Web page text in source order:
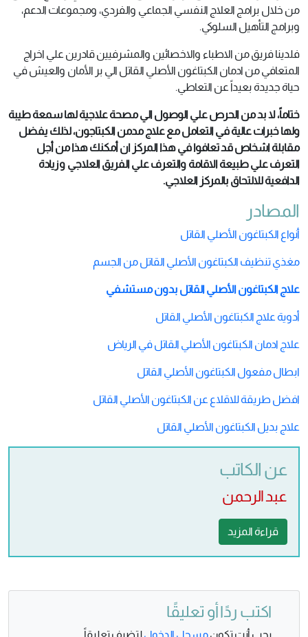
من خلال برامج العلاج النفسي الجماعي والفردي، ومجموعات الدعم،
وبرامج التأهيل السلوكي.
فلدينا فريق من الاطباء والاخصائين والمشرفيين قادرين علي اخراج
المتعافي من ادمان الكبتاغون الأصلي القاتل الي بر الأمان والعيش في
حياة جديدة بعيداً عن التعاطي.
ختاماً، لا بد من الحرص علي الوصول الي مصحة علاجية لها سمعة طيبة
ولها خبرات عالية في التعامل مع علاج مدمن الكبتاجون، لذلك يفضل
مقابلة اشخاص قد تعافوا في هذا المركز ان أمكنك هذا من أجل
التعرف علي طبيعة الاقامة والتعرف علي الفريق العلاجي وزيادة
الدافعية للالتحاق بالمركز العلاجي.
المصادر
أنواع الكبتاغون الأصلي القاتل
مغذي تنظيف الكبتاغون الأصلي القاتل من الجسم
علاج الكبتاغون الأصلي القاتل بدون مستشفي
أدوية علاج الكبتاغون الأصلي القاتل
علاج ادمان الكبتاغون الأصلي القاتل في الرياض
ابطال مفعول الكبتاغون الأصلي القاتل
افضل طريقة للاقلاع عن الكبتاغون الأصلي القاتل
علاج بديل الكبتاغون الأصلي القاتل
عن الكاتب
عبد الرحمن
قراءة المزيد
اكتب ردًا أو تعليقًا
يجب أنت تكونمسجل الدخوللتضيف تعليقاً.